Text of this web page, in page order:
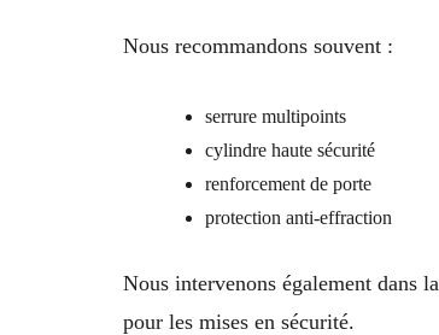
Nous recommandons souvent :
serrure multipoints
cylindre haute sécurité
renforcement de porte
protection anti-effraction
Nous intervenons également dans la
pour les mises en sécurité.